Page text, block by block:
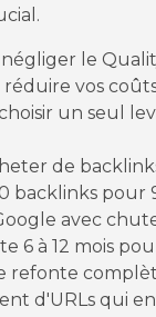
négliger le
vos
un seul
de
backlinks pour
avec
6 à 12 mois
refonte
d'URLs qui